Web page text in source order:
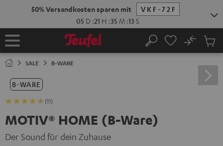
Startseite Suche
No
SALE B-WARE
B-WARE
(11)
MOTIV® HOME (B-Ware)
Der Sound für dein Zuhause